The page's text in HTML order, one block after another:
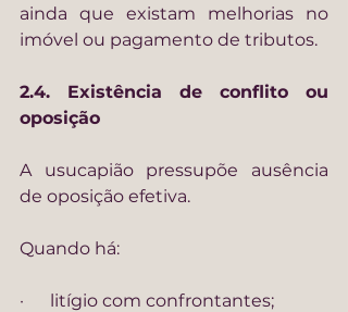
ainda que existam melhorias no
imóvel ou pagamento de tributos.
2.4. Existência de conflito ou
oposição
A usucapião pressupõe ausência
de oposição efetiva.
Quando há:
·      litígio com confrontantes;